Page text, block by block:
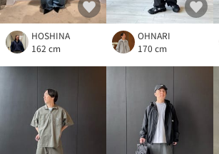
HOSHINA
162 cm
OHNARI
170 cm